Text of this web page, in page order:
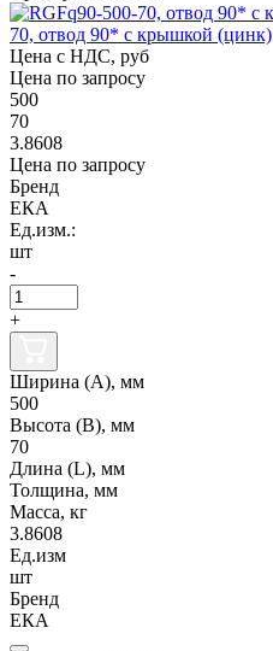
70, отвод 90* с крышкой (цинк)
Цена с НДС, руб
Цена по запросу
500
70
3.8608
Цена по запросу
Бренд
ЕКА
Ед.изм.:
шт
-
+
Ширина (А), мм
500
Высота (В), мм
70
Длина (L), мм
Толщина, мм
Масса, кг
3.8608
Ед.изм
шт
Бренд
ЕКА